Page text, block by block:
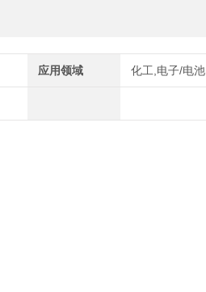
应用领域 化工,电子/电池